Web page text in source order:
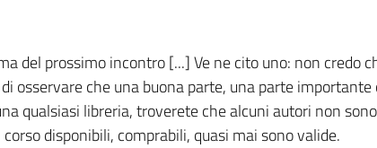
del prossimo incontro [...] Ve ne cito uno: non credo
osservare che una buona parte, una parte
qualsiasi libreria, troverete che alcuni autori non
disponibili, comprabili, quasi mai sono valide.